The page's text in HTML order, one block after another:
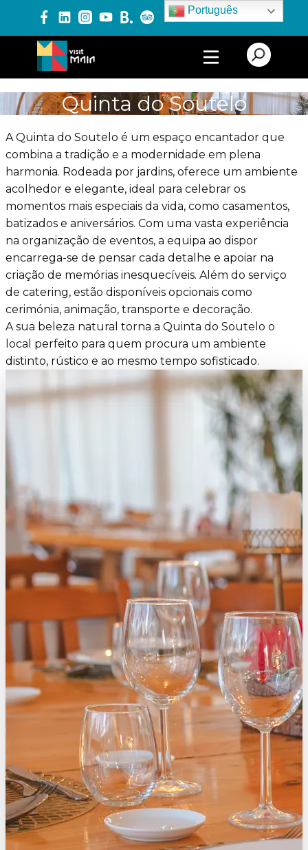
Português
PRODUTOS E SERVIÇOS
EVENTOS
BLOG
Quinta do Soutelo
A Quinta do Soutelo é um espaço encantador que
combina a tradição e a modernidade em plena
harmonia. Rodeada por jardins, oferece um ambiente
acolhedor e elegante, ideal para celebrar os
momentos mais especiais da vida, como casamentos,
batizados e aniversários. Com uma vasta experiência
na organização de eventos, a equipa ao dispor
encarrega-se de pensar cada detalhe e apoiar na
criação de memórias inesquecíveis. Além do serviço
de catering, estão disponíveis opcionais como
cerimónia, animação, transporte e decoração.
A sua beleza natural torna a Quinta do Soutelo o
local perfeito para quem procura um ambiente
distinto, rústico e ao mesmo tempo sofisticado.